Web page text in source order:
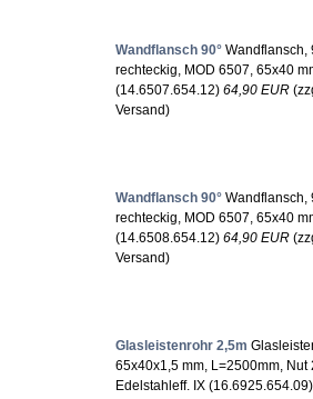
Wandflansch 90° Wandflansch,
rechteckig, MOD 6507, 65x40
(14.6507.654.12) 64,90 EUR
Versand)
Wandflansch 90° Wandflansch,
rechteckig, MOD 6507, 65x40
(14.6508.654.12) 64,90 EUR
Versand)
Glasleistenrohr 2,5m
65x40x1,5 mm, L=2500mm, Nut
Edelstahleff. IX